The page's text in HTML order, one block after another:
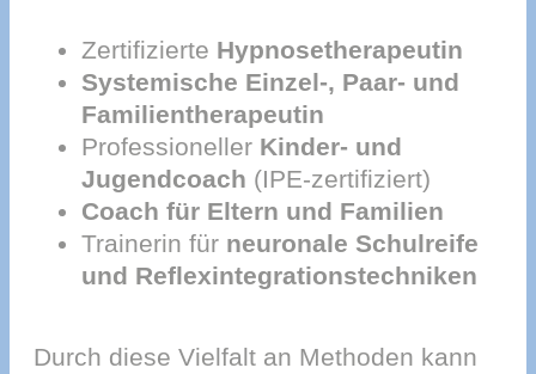
Zertifizierte Hypnosetherapeutin
Systemische Einzel-, Paar- und
Familientherapeutin
Professioneller Kinder- und
Jugendcoach (IPE-zertifiziert)
Coach für Eltern und Familien
Trainerin für neuronale Schulreife
und Reflexintegrationstechniken
Durch diese Vielfalt an Methoden kann